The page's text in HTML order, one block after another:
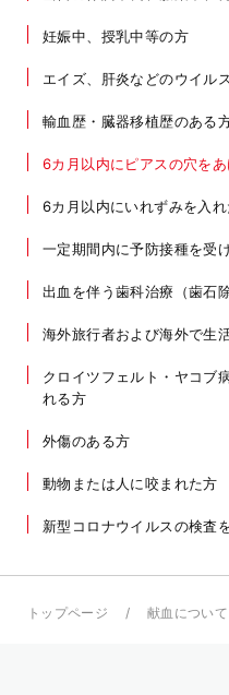
妊娠中、授乳中等の方
エイズ、肝炎などのウイル
輸血歴・臓器移植歴のある
6カ月以内にピアスの穴を
6カ月以内にいれずみを入
一定期間内に予防接種を受
出血を伴う歯科治療（歯石
海外旅行者および海外で生
クロイツフェルト・ヤコブ
れる方
外傷のある方
動物または人に咬まれた方
新型コロナウイルスの検査
トップページ 献血について